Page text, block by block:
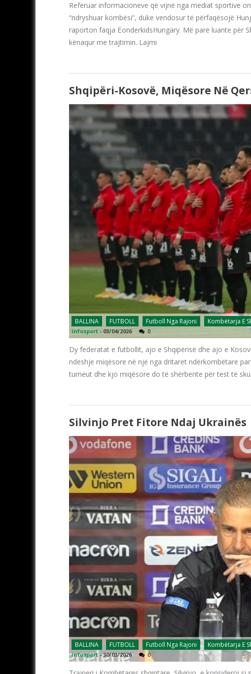
Referuar informacioneve që vijnë nga mediat sportive
“ndryshuar kombësi”, duke vendosur të përfaqësojë
raporton faqja ËonderkidsHungary. Më parë luante për
kënaqur me trajtimin. Lajmi
Shqipëri-Kosovë, Miqësore Në
BALLINA FUTBOLL Futboll Nga Rajoni Kombëtarja E
infosport - 03/04/2026 0
Dy federatat e futbollit, ajo e Shqipërisë dhe ajo e
ndeshje miqësore në një nga dritaret ndërkombëtare
turneut dhe kjo miqësore do të shërbente për test të
Silvinjo Pret Fitore Ndaj Ukrainës
BALLINA FUTBOLL Futboll Nga Rajoni Kombëtarja E
infosport -30/03/2026 0